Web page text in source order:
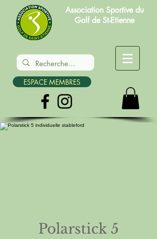
Association Sportive du
Golf de St-Etienne
ESPACE MEMBRES
Polarstick 5